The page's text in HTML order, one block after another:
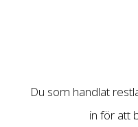
Du som handlat
in för att